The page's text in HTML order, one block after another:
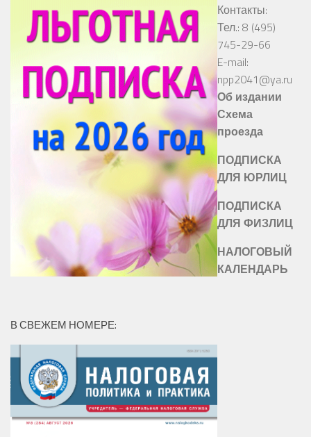
Контакты:
Тел.: 8 (495)
745-29-66
E-mail:
npp2041@ya.ru
Об издании
Схема
проезда
ПОДПИСКА
ДЛЯ ЮРЛИЦ
ПОДПИСКА
ДЛЯ ФИЗЛИЦ
НАЛОГОВЫЙ
КАЛЕНДАРЬ
В СВЕЖЕМ НОМЕРЕ: